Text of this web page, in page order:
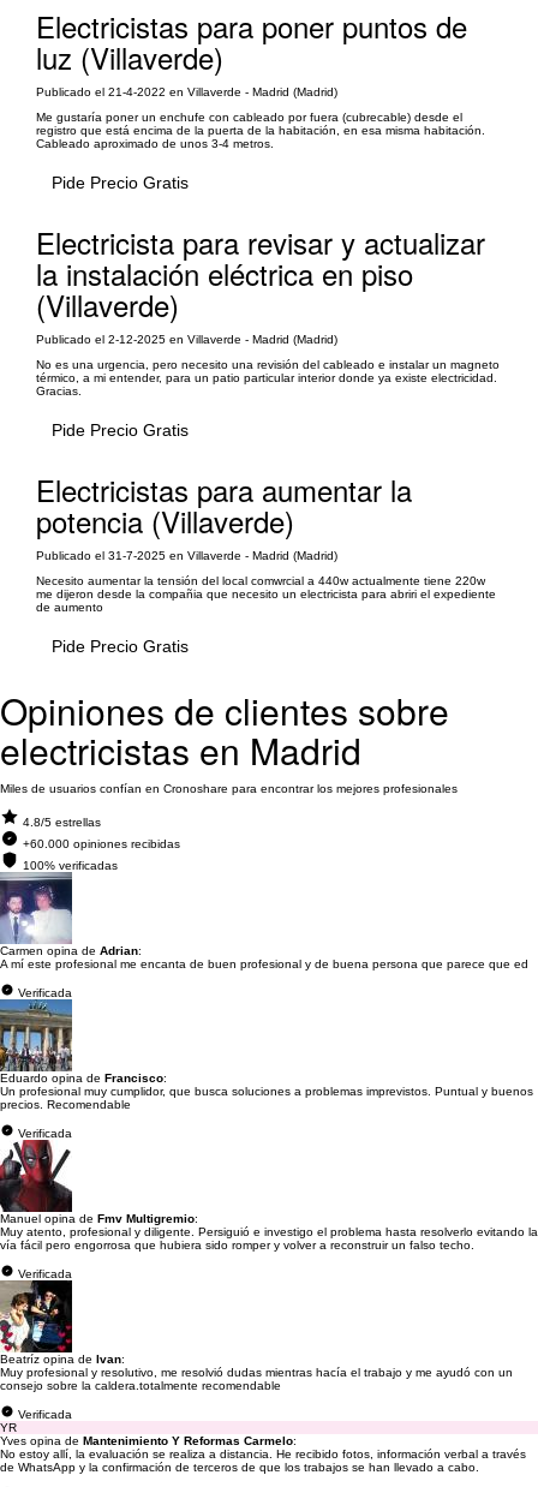
Electricistas para poner puntos de
luz (Villaverde)
Publicado el 21-4-2022 en Villaverde - Madrid (Madrid)
Me gustaría poner un enchufe con cableado por fuera (cubrecable) desde el
registro que está encima de la puerta de la habitación, en esa misma habitación.
Cableado aproximado de unos 3-4 metros.
Pide Precio Gratis
Electricista para revisar y actualizar
la instalación eléctrica en piso
(Villaverde)
Publicado el 2-12-2025 en Villaverde - Madrid (Madrid)
No es una urgencia, pero necesito una revisión del cableado e instalar un magneto
térmico, a mi entender, para un patio particular interior donde ya existe electricidad.
Gracias.
Pide Precio Gratis
Electricistas para aumentar la
potencia (Villaverde)
Publicado el 31-7-2025 en Villaverde - Madrid (Madrid)
Necesito aumentar la tensión del local comwrcial a 440w actualmente tiene 220w
me dijeron desde la compañia que necesito un electricista para abriri el expediente
de aumento
Pide Precio Gratis
Opiniones de clientes sobre
electricistas en Madrid
Miles de usuarios confían en Cronoshare para encontrar los mejores profesionales
4.8/5 estrellas
+60.000 opiniones recibidas
100% verificadas
Carmen opina de Adrian:
A mí este profesional me encanta de buen profesional y de buena persona que parece que ed
Verificada
Eduardo opina de Francisco:
Un profesional muy cumplidor, que busca soluciones a problemas imprevistos. Puntual y buenos
precios. Recomendable
Verificada
Manuel opina de Fmv Multigremio:
Muy atento, profesional y diligente. Persiguió e investigo el problema hasta resolverlo evitando la
vía fácil pero engorrosa que hubiera sido romper y volver a reconstruir un falso techo.
Verificada
Beatríz opina de Ivan:
Muy profesional y resolutivo, me resolvió dudas mientras hacía el trabajo y me ayudó con un
consejo sobre la caldera.totalmente recomendable
Verificada
YR
Yves opina de Mantenimiento Y Reformas Carmelo:
No estoy allí, la evaluación se realiza a distancia. He recibido fotos, información verbal a través
de WhatsApp y la confirmación de terceros de que los trabajos se han llevado a cabo.